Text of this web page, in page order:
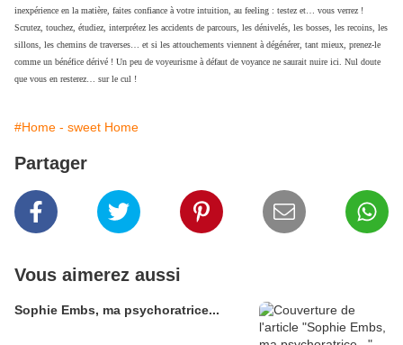
inexpérience en la matière, faites confiance à votre intuition, au feeling : testez et… vous verrez !
Scrutez, touchez, étudiez, interprétez les accidents de parcours, les dénivelés, les bosses, les recoins, les
sillons, les chemins de traverses… et si les attouchements viennent à dégénérer, tant mieux, prenez-le
comme un bénéfice dérivé ! Un peu de voyeurisme à défaut de voyance ne saurait nuire ici. Nul doute
que vous en resterez… sur le cul !
#Home - sweet Home
Partager
Vous aimerez aussi
Sophie Embs, ma psychoratrice...